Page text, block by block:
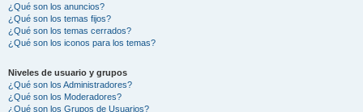
¿Qué son los anuncios?
¿Qué son los temas fijos?
¿Qué son los temas cerrados?
¿Qué son los iconos para los temas?
Niveles de usuario y grupos
¿Qué son los Administradores?
¿Qué son los Moderadores?
¿Qué son los Grupos de Usuarios?